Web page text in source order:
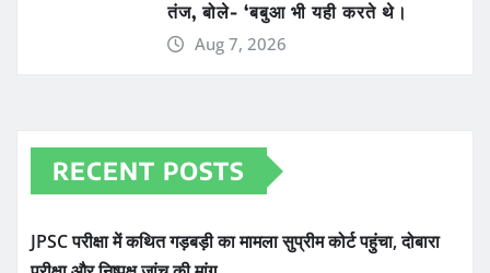
तंज, बोले- ‘बबुआ भी यही करते थे।
Aug 7, 2026
RECENT POSTS
JPSC परीक्षा में कथित गड़बड़ी का मामला सुप्रीम कोर्ट पहुंचा, दोबारा